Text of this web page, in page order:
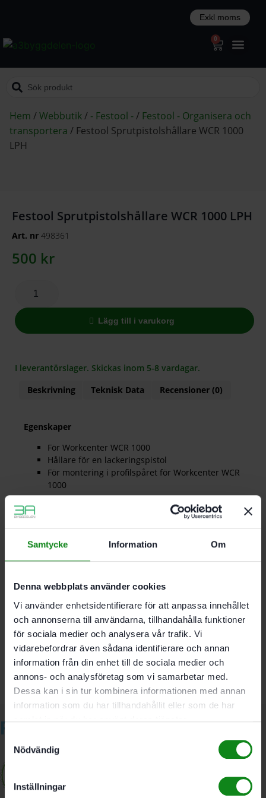
Samtycke Information Om
Denna webbplats använder cookies
Vi använder enhetsidentifierare för att anpassa innehållet
och annonserna till användarna, tillhandahålla funktioner
för sociala medier och analysera vår trafik. Vi
vidarebefordrar även sådana identifierare och annan
information från din enhet till de sociala medier och
annons- och analysföretag som vi samarbetar med.
Dessa kan i sin tur kombinera informationen med annan
information som du har tillhandahållit eller som de har
Nödvändig
Inställningar
0
Hem /Webbutik/ - Festool -/ Festool - Organisera och
transportera / Festool Sprutpistolshållare WCR 1000
LPH
Festool Sprutpistolshållare WCR 1000 LPH
Art. nr 498361
500 kr
Lägg till i varukorg
I leverantörslager. Skickas inom 5-8 vardagar.
Beskrivning
Teknisk Data Recensioner (0)
Egenskaper
För Workcenter WCR 1000
Hållare för en lackeringspistol
För montering i profilspåret för Workcenter WCR
1000
Leveransomfattning
2 st skruvar. 2 st muttrar.
Mått (l x b x h) 148 x 76 x 60 mm; Vikt 0.5 kg
Det finns inga recensioner än.
Bli först med att recensera ”Festool Sprutpistolshållare
Du måste varainloggadför att skriva en recension.
Relaterade produkter